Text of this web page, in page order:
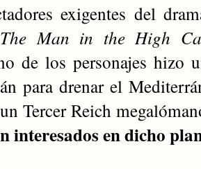
exigentes del
The Man in the High
de los personajes hizo
para drenar el
Tercer Reich
interesados ​​en dicho